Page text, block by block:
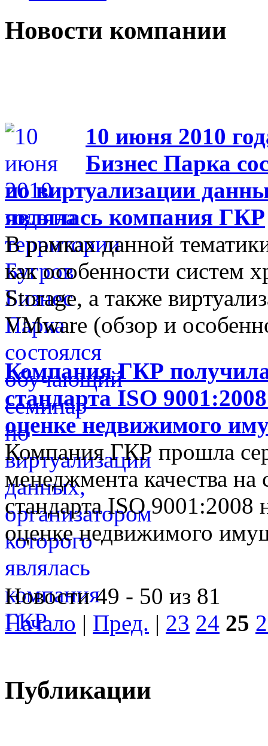
Новости компании
10 июня 2010
Бизнес Парка
по виртуализации
являлась компания ГКР
В рамках данной
как особенности систем
Storage, а также
VMware (обзор и
Компания ГКР
стандарта ISO
оценке недвижимого
Компания ГКР прошла
менеджмента качества на
стандарта ISO 9001:2008
оценке недвижимого
Новости 49 - 50 из 81
Начало | Пред. | 23 24 25
Публикации